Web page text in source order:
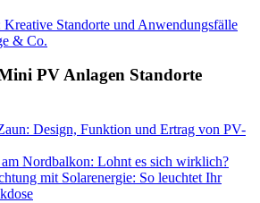
Standorte und Anwendungsfälle
& Co.
PV Anlagen Standorte
Design, Funktion und Ertrag von PV-
Nordbalkon: Lohnt es sich wirklich?
mit Solarenergie: So leuchtet Ihr